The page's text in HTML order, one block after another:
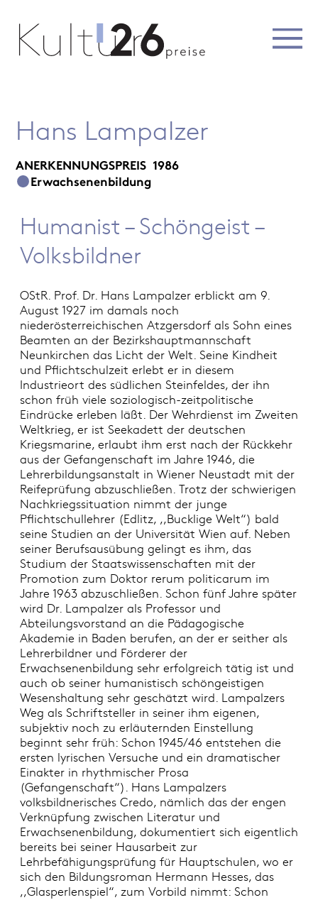
Hans Lampalzer
ANERKENNUNGSPREIS 1986
Erwachsenenbildung
Humanist – Schöngeist –
Volksbildner
OStR. Prof. Dr. Hans Lampalzer erblickt am 9.
August 1927 im damals noch
niederösterreichischen Atzgersdorf als Sohn eines
Beamten an der Bezirkshauptmannschaft
Neunkirchen das Licht der Welt. Seine Kindheit
und Pflichtschulzeit erlebt er in diesem
Industrieort des südlichen Steinfeldes, der ihn
schon früh viele soziologisch-zeitpolitische
Eindrücke erleben läßt. Der Wehrdienst im Zweiten
Weltkrieg, er ist Seekadett der deutschen
Kriegsmarine, erlaubt ihm erst nach der Rückkehr
aus der Gefangenschaft im Jahre 1946, die
Lehrerbildungsanstalt in Wiener Neustadt mit der
Reifeprüfung abzuschließen. Trotz der schwierigen
Nachkriegssituation nimmt der junge
Pflichtschullehrer (Edlitz, ,,Bucklige Welt“) bald
seine Studien an der Universität Wien auf. Neben
seiner Berufsausübung gelingt es ihm, das
Studium der Staatswissenschaften mit der
Promotion zum Doktor rerum politicarum im
Jahre 1963 abzuschließen. Schon fünf Jahre später
wird Dr. Lampalzer als Professor und
Abteilungsvorstand an die Pädagogische
Akademie in Baden berufen, an der er seither als
Lehrerbildner und Förderer der
Erwachsenenbildung sehr erfolgreich tätig ist und
auch ob seiner humanistisch schöngeistigen
Wesenshaltung sehr geschätzt wird. Lampalzers
Weg als Schriftsteller in seiner ihm eigenen,
subjektiv noch zu erläuternden Einstellung
beginnt sehr früh: Schon 1945/46 entstehen die
ersten lyrischen Versuche und ein dramatischer
Einakter in rhythmischer Prosa
(Gefangenschaft“). Hans Lampalzers
volksbildnerisches Credo, nämlich das der engen
Verknüpfung zwischen Literatur und
Erwachsenenbildung, dokumentiert sich eigentlich
bereits bei seiner Hausarbeit zur
Lehrbefähigungsprüfung für Hauptschulen, wo er
sich den Bildungsroman Hermann Hesses, das
,,Glasperlenspiel“, zum Vorbild nimmt: Schon